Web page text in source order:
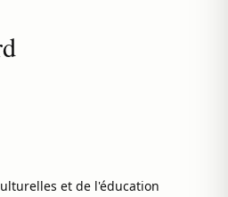
et de l'éducation